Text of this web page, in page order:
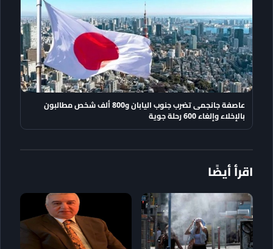
عاصفة جانجمى تضرب جنوب اليابان و800 ألف شخص مطالبون
بالإخلاء وإلغاء 600 رحلة جوية
اقرأ أيضًا